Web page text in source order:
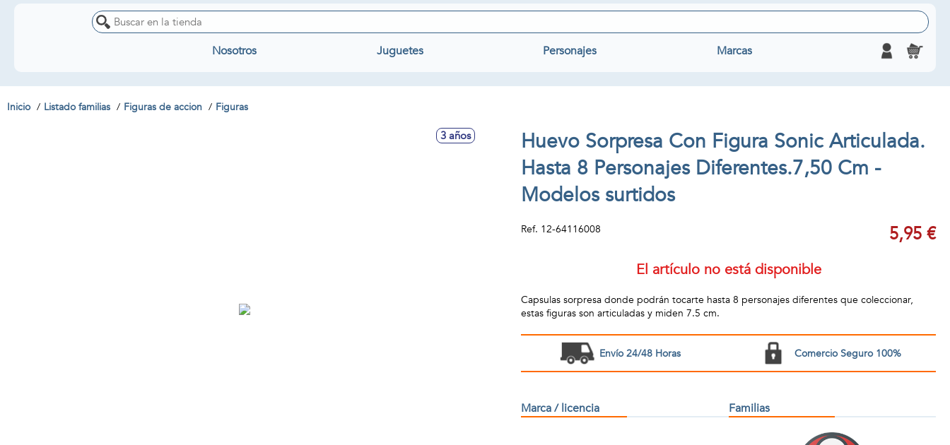
Nosotros Juguetes Personajes Marcas
Inicio Listado familias Figuras de accion Figuras
3 años
Huevo Sorpresa Con Figura Sonic Articulada.
Hasta 8 Personajes Diferentes.7,50 Cm -
Modelos surtidos
Ref. 12-64116008 5,95 €
El artículo no está disponible
Capsulas sorpresa donde podrán tocarte hasta 8 personajes diferentes que coleccionar,
estas figuras son articuladas y miden 7.5 cm.
Envío 24/48 Horas Comercio Seguro 100%
Marca / licencia Familias